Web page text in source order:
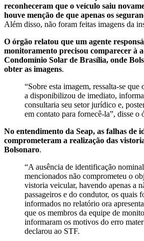
reconheceram que o veículo saiu
houve menção de que apenas os
Além disso, não foram feitas imagens da
O órgão relatou que um agente
monitoramento precisou comparecer à
Condomínio Solar de Brasília, onde
obter as imagens.
“Sobre esta imagem, ressalta-se
a disponibilizou de imediato,
consultaria seu setor jurídico e,
em contato para fornecê-la”, disse o
No entendimento da Seap, as falhas de
comprometeram a realização das
Bolsonaro.
“A ausência de identificação
mencionados não comprometeu o
vistoria veicular, havendo apenas a
passageiros e do condutor, os quais
informados no relatório ora
que os membros da equipe de
informaram os motivos do erro
declarou ao STF.